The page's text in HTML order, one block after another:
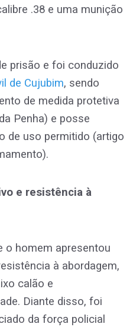
.38 e uma munição
prisão e foi conduzido
de Cujubim, sendo
de medida protetiva
Penha) e posse
de uso permitido (artigo
e resistência à
o homem apresentou
à abordagem,
calão e
Diante disso, foi
da força policial